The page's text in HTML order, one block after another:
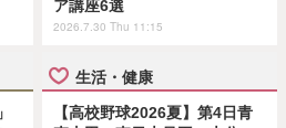
ア講座6選
2026.7.30 Thu 11:15
生活・健康
【高校野球2026夏】第4日青